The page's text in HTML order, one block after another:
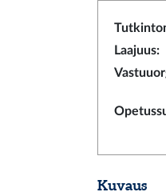
Laajuus:
Kuvaus